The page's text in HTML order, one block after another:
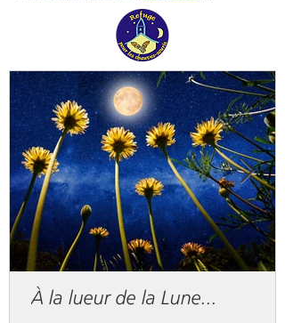
À la lueur de la Lune...